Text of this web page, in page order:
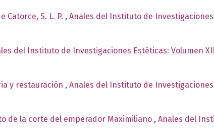
Catorce, S. L. P. , Anales del Instituto de
del Instituto de Investigaciones Estéticas: Volumen
y restauración , Anales del Instituto de
de la corte del emperador Maximiliano , Anales del